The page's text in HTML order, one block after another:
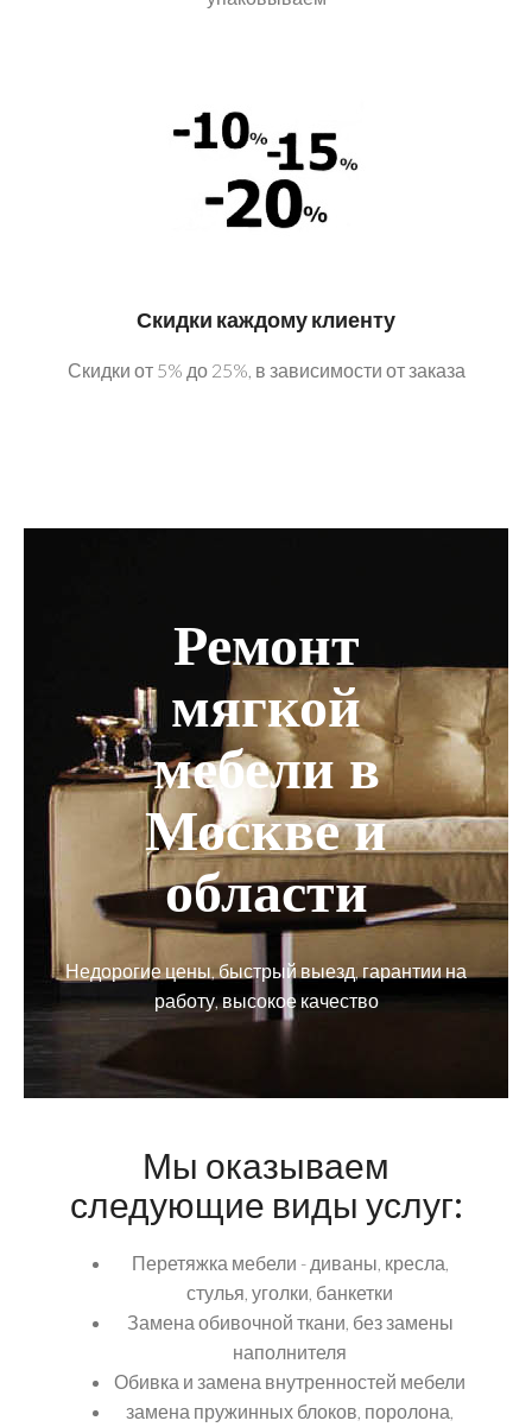
Скидки каждому клиенту
Скидки от 5% до 25%, в зависимости от заказа
Ремонт
мягкой
мебели в
Москве и
области
Недорогие цены, быстрый выезд, гарантии на
работу, высокое качество
Мы оказываем
следующие виды услуг:
Перетяжка мебели - диваны, кресла,
стулья, уголки, банкетки
Замена обивочной ткани, без замены
наполнителя
Обивка и замена внутренностей мебели
замена пружинных блоков, поролона,